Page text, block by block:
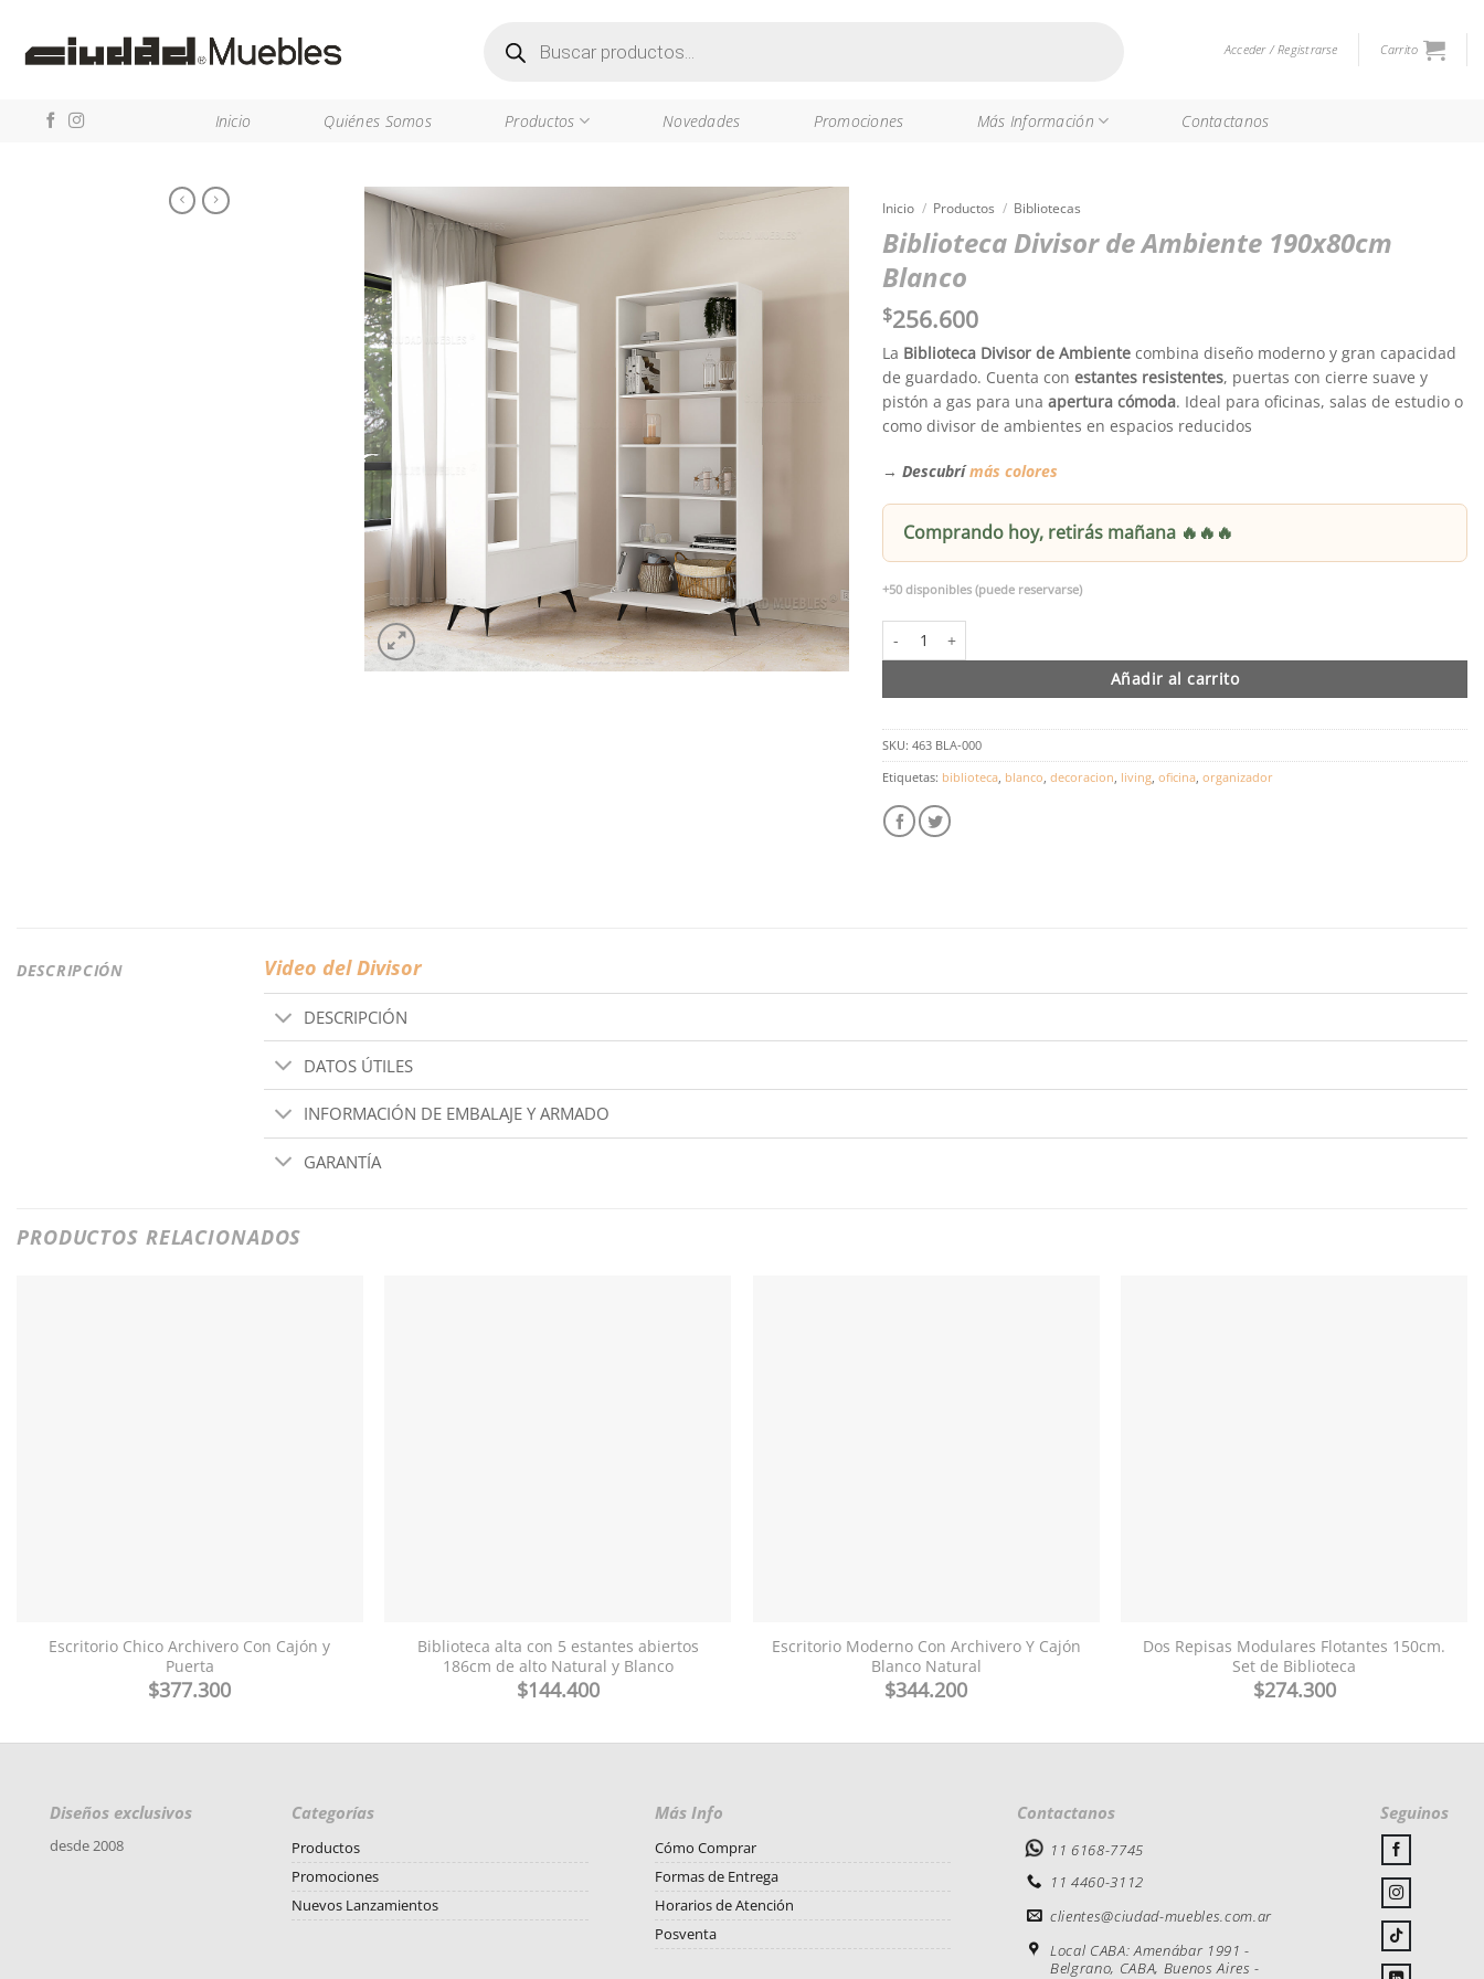
contenido
productos Acceder / Registrarse Carrito
Inicio Quiénes Somos Productos Novedades Promociones Más Información Contactanos
Inicio / Productos / Bibliotecas
Biblioteca Divisor de Ambiente 190x80cm
Blanco
$256.600
La Biblioteca Divisor de Ambiente combina diseño moderno y gran capacidad
de guardado. Cuenta con estantes resistentes, puertas con cierre suave y
pistón a gas para una apertura cómoda. Ideal para oficinas, salas de estudio o
como divisor de ambientes en espacios reducidos
→ Descubrímás colores
Comprando hoy, retirás mañana 🔥🔥🔥
+50 disponibles (puede reservarse)
Biblioteca Divisor de Ambiente 190x80cm Blanco cantidad
Añadir al carrito
SKU: 463 BLA-000
Etiquetas: biblioteca, blanco, decoracion, living, oficina, organizador
DESCRIPCIÓN Video del Divisor
DESCRIPCIÓN
DATOS ÚTILES
INFORMACIÓN DE EMBALAJE Y ARMADO
GARANTÍA
PRODUCTOS RELACIONADOS
Escritorio Chico Archivero Con Cajón y
Puerta
$377.300
Biblioteca alta con 5 estantes abiertos
186cm de alto Natural y Blanco
$144.400
Escritorio Moderno Con Archivero Y Cajón
Blanco Natural
$344.200
Dos Repisas Modulares Flotantes 150cm.
Set de Biblioteca
$274.300
Diseños exclusivos
desde 2008
Categorías
Productos
Promociones
Nuevos Lanzamientos
Más Info
Cómo Comprar
Formas de Entrega
Horarios de Atención
Posventa
Contactanos
11 6168-7745
11 4460-3112
clientes@ciudad-muebles.com.ar
Local CABA: Amenábar 1991 -
Belgrano, CABA, Buenos Aires -
Seguinos